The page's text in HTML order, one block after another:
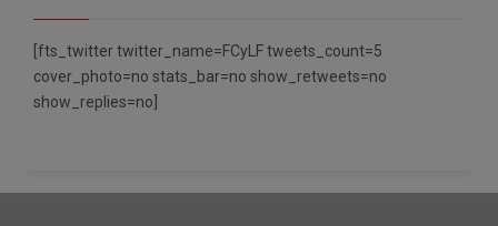
[fts_twitter twitter_name=FCyLF tweets_count=5
cover_photo=no stats_bar=no show_retweets=no
show_replies=no]